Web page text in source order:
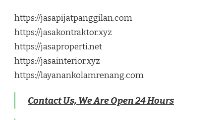
https://jasapijatpanggilan.com
https://jasakontraktor.xyz
https://jasaproperti.net
https://jasainterior.xyz
https://layanankolamrenang.com
Contact Us, We Are Open 24 Hours